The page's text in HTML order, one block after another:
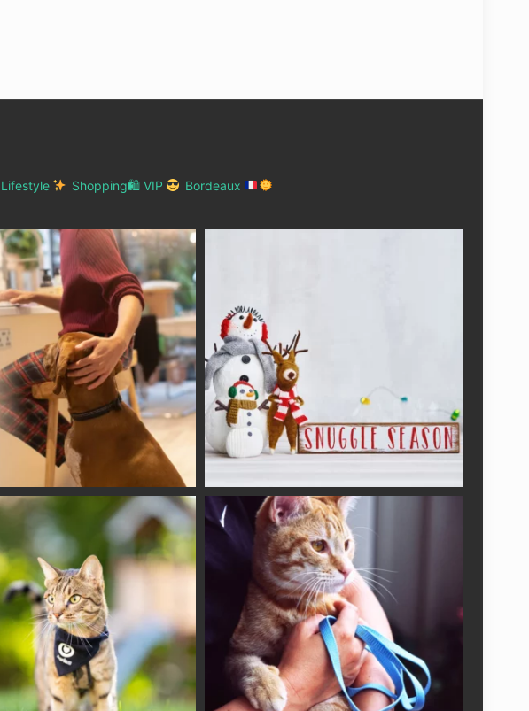
Lifestyle Shopping🛍 VIP Bordeaux